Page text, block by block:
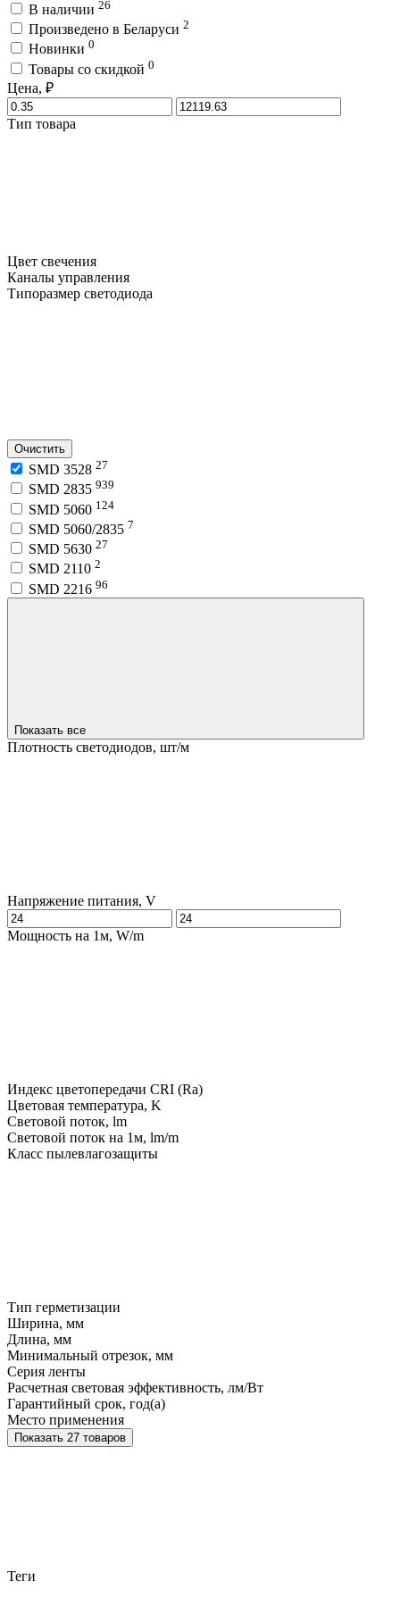
В наличии 26
Произведено в Беларуси 2
Новинки 0
Товары со скидкой 0
Цена, ₽
Тип товара
Цвет свечения
Каналы управления
Типоразмер светодиода
Очистить
SMD 3528 27
SMD 2835 939
SMD 5060 124
SMD 5060/2835 7
SMD 5630 27
SMD 2110 2
SMD 2216 96
Показать все
Плотность светодиодов, шт/м
Напряжение питания, V
Мощность на 1м, W/m
Индекс цветопередачи CRI (Ra)
Цветовая температура, K
Световой поток, lm
Световой поток на 1м, lm/m
Класс пылевлагозащиты
Тип герметизации
Ширина, мм
Длина, мм
Минимальный отрезок, мм
Серия ленты
Расчетная световая эффективность, лм/Вт
Гарантийный срок, год(а)
Место применения
Показать 27 товаров
Теги